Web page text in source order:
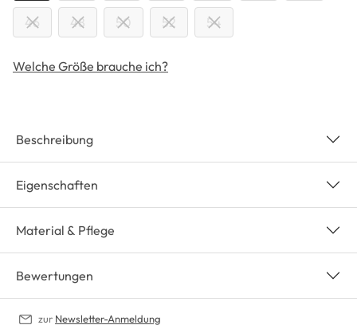
46 48 50 52 54
Welche Größe brauche ich?
Beschreibung
Eigenschaften
Material & Pflege
Bewertungen
zur Newsletter-Anmeldung